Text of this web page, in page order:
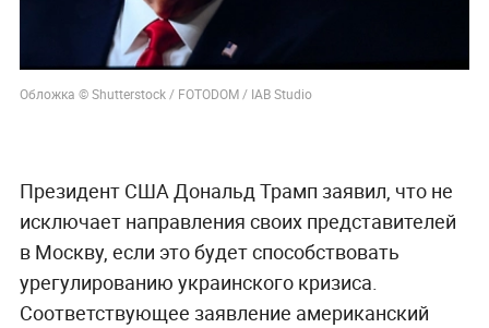
Обложка © Shutterstock / FOTODOM / IAB Studio
Президент США Дональд Трамп заявил, что не
исключает направления своих представителей
в Москву, если это будет способствовать
урегулированию украинского кризиса.
Соответствующее заявление американский